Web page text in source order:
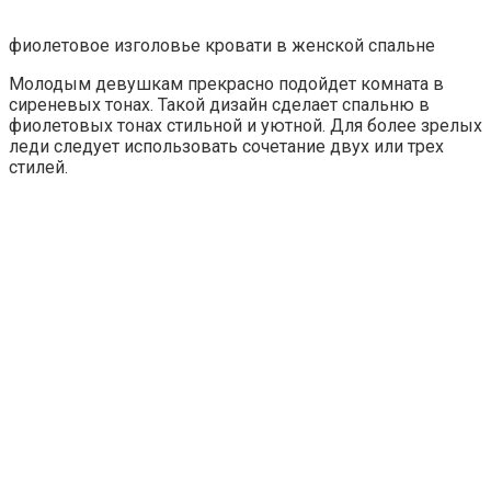
фиолетовое изголовье кровати в женской спальне
Молодым девушкам прекрасно подойдет комната в
сиреневых тонах. Такой дизайн сделает спальню в
фиолетовых тонах стильной и уютной. Для более зрелых
леди следует использовать сочетание двух или трех
стилей.